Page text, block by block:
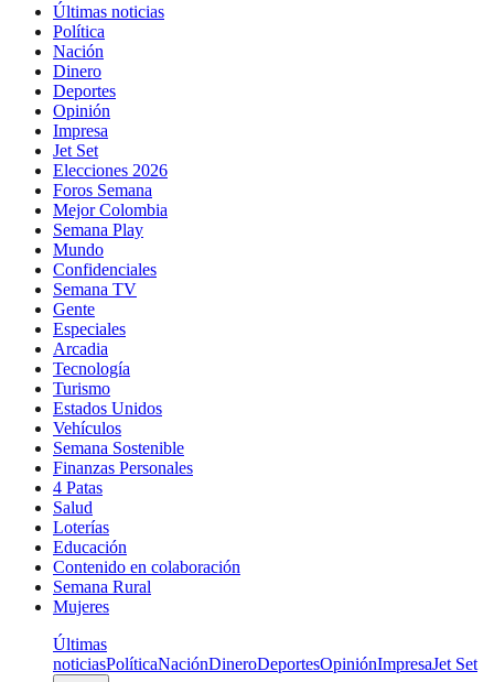
Últimas noticias
Política
Nación
Dinero
Deportes
Opinión
Impresa
Jet Set
Elecciones 2026
Foros Semana
Mejor Colombia
Semana Play
Mundo
Confidenciales
Semana TV
Gente
Especiales
Arcadia
Tecnología
Turismo
Estados Unidos
Vehículos
Semana Sostenible
Finanzas Personales
4 Patas
Salud
Loterías
Educación
Contenido en colaboración
Semana Rural
Mujeres
Últimas
noticiasPolíticaNaciónDineroDeportesOpiniónImpresaJet Set